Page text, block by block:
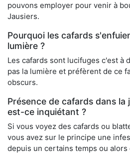
pouvons employer pour venir à
Jausiers.
Pourquoi les cafards
lumière ?
Les cafards sont lucifuges c'est à
pas la lumière et préfèrent de ce
obscurs.
Présence de cafards dans la
est-ce inquiétant ?
Si vous voyez des cafards ou
vous avez sur le principe une
depuis un certains temps ou